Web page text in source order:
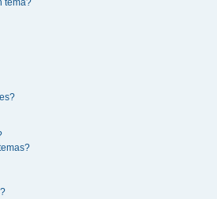
tema?